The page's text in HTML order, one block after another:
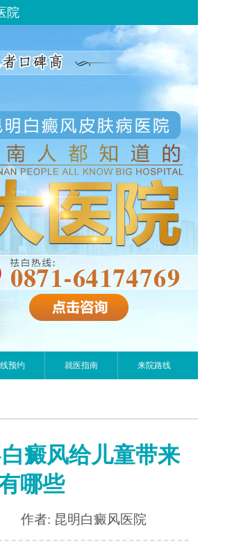
院
预约 就医指南 来院路线
癜风给儿童带来
哪些
作者: 昆明白癜风医院